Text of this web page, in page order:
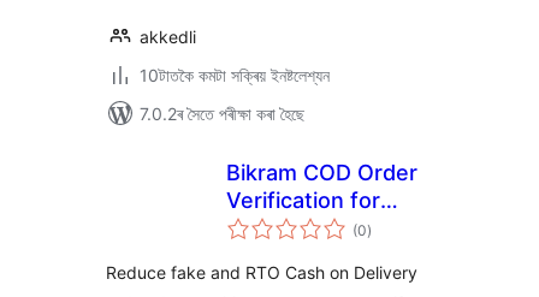
akkedli
10টাতকৈ কমটা সক্ৰিয় ইনষ্টলেশ্যন
7.0.2ৰ সৈতে পৰীক্ষা কৰা হৈছে
Bikram COD Order
Verification for
WooCommerce
(0টা
মুঠ)
Reduce fake and RTO Cash on Delivery